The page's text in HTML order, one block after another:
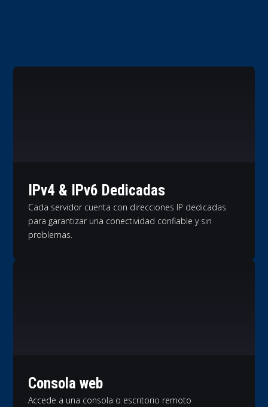
IPv4 & IPv6 Dedicadas
Cada servidor cuenta con direcciones IP dedicadas
para garantizar una conectividad confiable y sin
problemas.
Consola web
Accede a una consola o escritorio remoto